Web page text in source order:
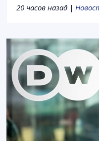
20 часов назад |